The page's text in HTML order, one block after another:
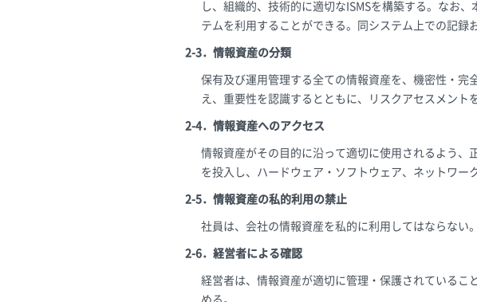
し、組織的、技術的に適切なISMSを構築する。なお
テムを利用することができる。同システム上での記録
2-3．情報資産の分類
保有及び運用管理する全ての情報資産を、機密性・完
え、重要性を認識するとともに、リスクアセスメント
2-4．情報資産へのアクセス
情報資産がその目的に沿って適切に使用されるよう、
を投入し、ハードウェア・ソフトウェア、ネットワー
2-5．情報資産の私的利用の禁止
社員は、会社の情報資産を私的に利用してはならない。
2-6．経営者による確認
経営者は、情報資産が適切に管理・保護されているこ
める。